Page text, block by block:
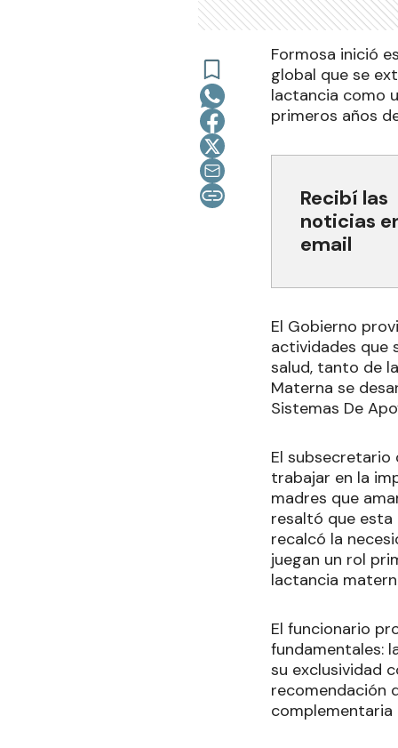
Formosa inició
global que se
lactancia como
primeros años
Recibí las
noticias
email
El Gobierno
actividades que
salud, tanto de
Materna se
Sistemas De
El subsecretario
trabajar en la
madres que
resaltó que
recalcó la
juegan un rol
lactancia
El funcionario
fundamentales:
su exclusividad
recomendación